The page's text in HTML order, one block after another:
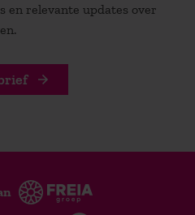
en relevante updates over